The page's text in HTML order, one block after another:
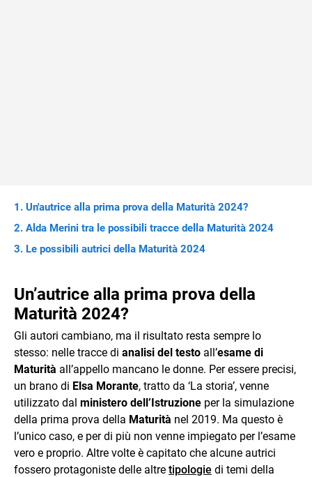
Un'autrice alla prima prova della Maturità 2024?
Alda Merini tra le possibili tracce della Maturità 2024
Le possibili autrici della Maturità 2024
Un’autrice alla prima prova della
Maturità 2024?
Gli autori cambiano, ma il risultato resta sempre lo
stesso: nelle tracce di analisi del testo all’esame di
Maturità all’appello mancano le donne. Per essere precisi,
un brano di Elsa Morante, tratto da ‘La storia’, venne
utilizzato dal ministero dell’Istruzione per la simulazione
della prima prova della Maturità nel 2019. Ma questo è
l’unico caso, e per di più non venne impiegato per l’esame
vero e proprio. Altre volte è capitato che alcune autrici
fossero protagoniste delle altre tipologie di temi della